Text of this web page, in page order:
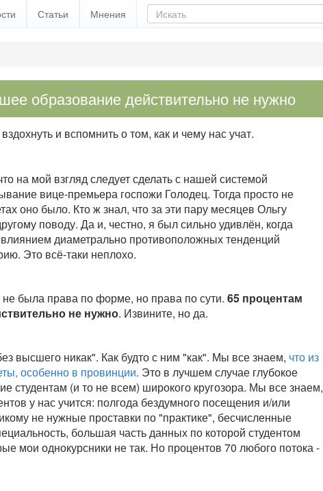
Статьи Мнения
образование действительно не нужно
и вспомнить о том, как и чему нас учат.
на мой взгляд следует сделать с нашей системой
вице-премьера госпожи Голодец. Тогда просто не
оно было. Кто ж знал, что за эти пару месяцев Ольгу
поводу. Да и, честно, я был сильно удивлён, когда
диаметрально противоположных тенденций
Это всё-таки неплохо.
была права по форме, но права по сути. 65 процентам
не нужно. Извините, но да.
высшего никак". Как будто с ним "как". Мы все знаем, что из
особенно в провинции. Это в лучшем случае глубокое
студентам (и то не всем) широкого кругозора. Мы все знаем,
у нас учится: полгода бездумного посещения и/или
не нужные проставки по "практике", бесчисленные
большая часть данных по которой студентом
мои однокурсники не так. Но процентов 70 любого потока -